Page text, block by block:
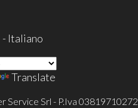
- Italiano
Translate
Service Srl - P.Iva 03819710272